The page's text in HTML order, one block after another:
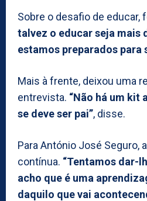
Sobre o desafio de educar,
talvez o educar seja mais
estamos preparados para
Mais à frente, deixou uma
entrevista. “Não há um kit
se deve ser pai”, disse.
Para António José Seguro,
contínua. “Tentamos dar-
acho que é uma
daquilo que vai